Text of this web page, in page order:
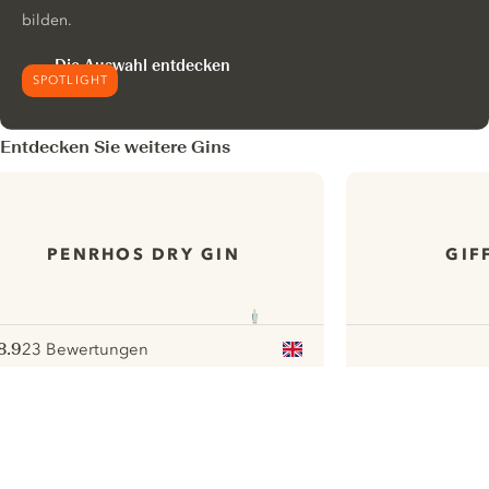
SPOTLIGHT
bilden.
Die Auswahl entdecken
Entdecken Sie weitere Gins
PENRHOS DRY GIN
23 Bewertungen